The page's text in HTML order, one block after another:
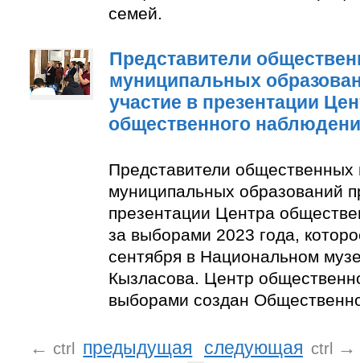
семей.
Представители
муниципальных
участие в презентации
общественного
Представители общественных
муниципальных образований
презентации Центра
за выборами 2023 года,
сентября в Национальном
Кызласова. Центр
выборами создан
← ctrl предыдущая следующая ctrl
→